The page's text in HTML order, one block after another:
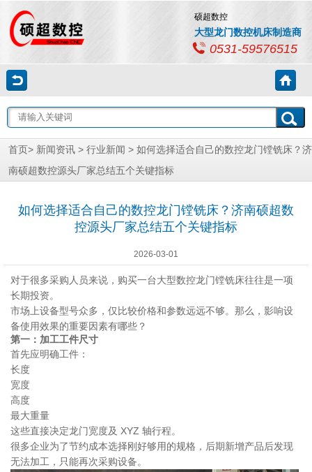
硕超数控
大型龙门数控机床制造商
0531-59576515
首页> 新闻资讯 > 行业新闻 > 如何选择适合自己的数控龙门镗铣床？济
南硕超数控源头厂家总结五个关键指标
如何选择适合自己的数控龙门镗铣床？济南硕超数
控源头厂家总结五个关键指标
2026-03-01
对于很多采购人员来说，购买一台大型数控龙门镗铣床往往是一项
长期投资。
市场上设备型号众多，仅比较价格和参数远远不够。那么，影响设
备使用效果的重要因素有哪些？
第一：加工工件尺寸
首先应明确工件：
长度
宽度
高度
最大重量
这些直接决定龙门宽度及 XYZ 轴行程。
很多企业为了节约成本选择刚好够用的规格，后期新增产品后发现
无法加工，只能再次采购设备。